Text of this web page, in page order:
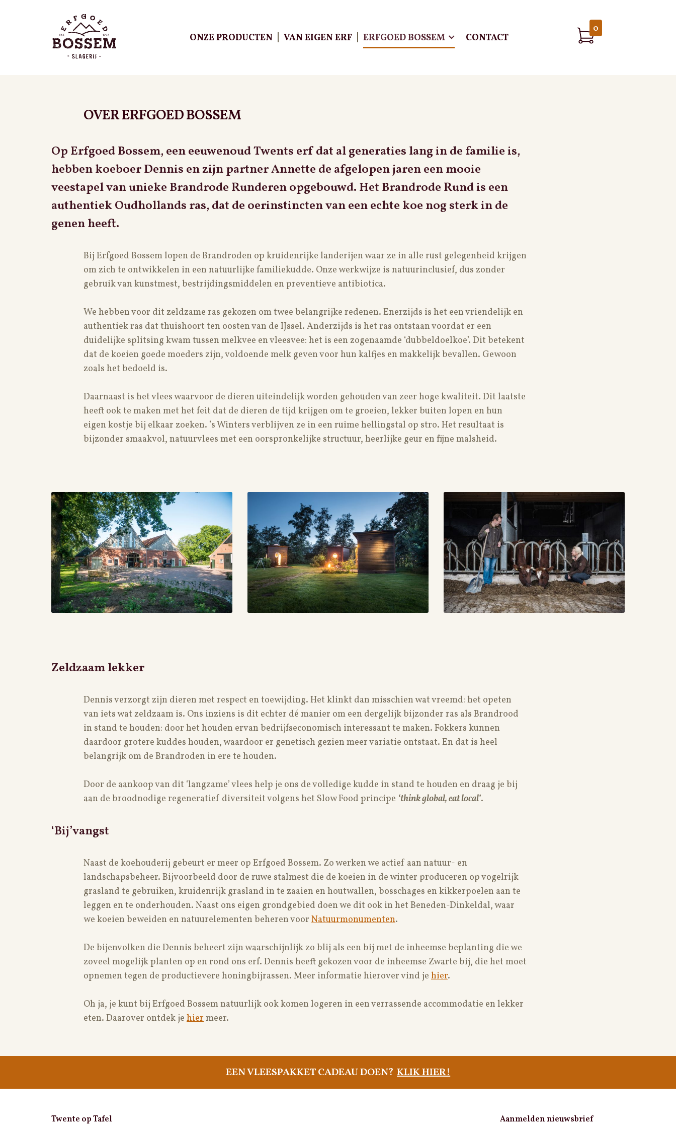
Ga
door
Ga
direct
ONZE PRODUCTEN VAN EIGEN ERF ERFGOED BOSSEM
CONTACT
ERFGOED BOSSEM
TWENTSE TABLE D’HÔTE
BUURBOEREN
CONTACT
0
OVER ERFGOED BOSSEM
Op Erfgoed Bossem, een eeuwenoud Twents erf dat al generaties lang in de familie is,
hebben koeboer Dennis en zijn partner Annette de afgelopen jaren een mooie
veestapel van unieke Brandrode Runderen opgebouwd. Het Brandrode Rund is een
authentiek Oudhollands ras, dat de oerinstincten van een echte koe nog sterk in de
genen heeft.
Bij Erfgoed Bossem lopen de Brandroden op kruidenrijke landerijen waar ze in alle rust gelegenheid krijgen
om zich te ontwikkelen in een natuurlijke familiekudde. Onze werkwijze is natuurinclusief, dus zonder
gebruik van kunstmest, bestrijdingsmiddelen en preventieve antibiotica.
We hebben voor dit zeldzame ras gekozen om twee belangrijke redenen. Enerzijds is het een vriendelijk en
authentiek ras dat thuishoort ten oosten van de IJssel. Anderzijds is het ras ontstaan voordat er een
duidelijke splitsing kwam tussen melkvee en vleesvee: het is een zogenaamde ‘dubbeldoelkoe’. Dit betekent
dat de koeien goede moeders zijn, voldoende melk geven voor hun kalfjes en makkelijk bevallen. Gewoon
zoals het bedoeld is.
Daarnaast is het vlees waarvoor de dieren uiteindelijk worden gehouden van zeer hoge kwaliteit. Dit laatste
heeft ook te maken met het feit dat de dieren de tijd krijgen om te groeien, lekker buiten lopen en hun
eigen kostje bij elkaar zoeken. ’s Winters verblijven ze in een ruime hellingstal op stro. Het resultaat is
bijzonder smaakvol, natuurvlees met een oorspronkelijke structuur, heerlijke geur en fijne malsheid.
Zeldzaam lekker
Dennis verzorgt zijn dieren met respect en toewijding. Het klinkt dan misschien wat vreemd: het opeten
van iets wat zeldzaam is. Ons inziens is dit echter dé manier om een dergelijk bijzonder ras als Brandrood
in stand te houden: door het houden ervan bedrijfseconomisch interessant te maken. Fokkers kunnen
daardoor grotere kuddes houden, waardoor er genetisch gezien meer variatie ontstaat. En dat is heel
belangrijk om de Brandroden in ere te houden.
Door de aankoop van dit ‘langzame’ vlees help je ons de volledige kudde in stand te houden en draag je bij
aan de broodnodige regeneratief diversiteit volgens het Slow Food principe ‘think global, eat local’.
‘Bij’vangst
Naast de koehouderij gebeurt er meer op Erfgoed Bossem. Zo werken we actief aan natuur- en
landschapsbeheer. Bijvoorbeeld door de ruwe stalmest die de koeien in de winter produceren op vogelrijk
grasland te gebruiken, kruidenrijk grasland in te zaaien en houtwallen, bosschages en kikkerpoelen aan te
leggen en te onderhouden. Naast ons eigen grondgebied doen we dit ook in het Beneden-Dinkeldal, waar
we koeien beweiden en natuurelementen beheren voor Natuurmonumenten.
De bijenvolken die Dennis beheert zijn waarschijnlijk zo blij als een bij met de inheemse beplanting die we
zoveel mogelijk planten op en rond ons erf. Dennis heeft gekozen voor de inheemse Zwarte bij, die het moet
opnemen tegen de productievere honingbijrassen. Meer informatie hierover vind je hier.
Oh ja, je kunt bij Erfgoed Bossem natuurlijk ook komen logeren in een verrassende accommodatie en lekker
eten. Daarover ontdek je hiermeer.
EEN VLEESPAKKET CADEAU DOEN? KLIK HIER!
Twente op Tafel Aanmelden nieuwsbrief